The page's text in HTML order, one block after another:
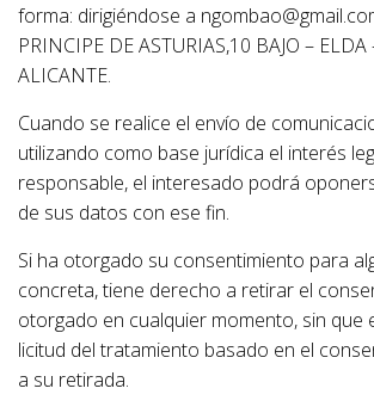
forma: dirigiéndose a
PRINCIPE DE ASTURIAS,10 BAJO –
ALICANTE.
Cuando se realice el envío de
utilizando como base jurídica el interés
responsable, el interesado podrá
de sus datos con ese fin.
Si ha otorgado su consentimiento para
concreta, tiene derecho a retirar el
otorgado en cualquier momento, sin que
licitud del tratamiento basado en el
a su retirada.